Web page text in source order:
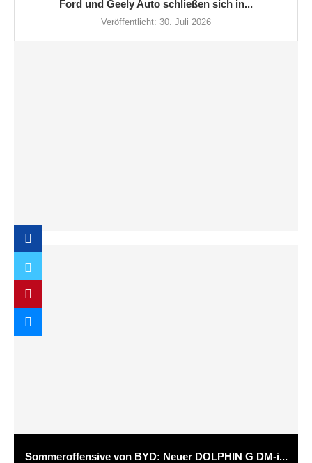
Ford und Geely Auto schließen sich in...
Veröffentlicht: 30. Juli 2026
Sommeroffensive von BYD: Neuer DOLPHIN G DM-i...